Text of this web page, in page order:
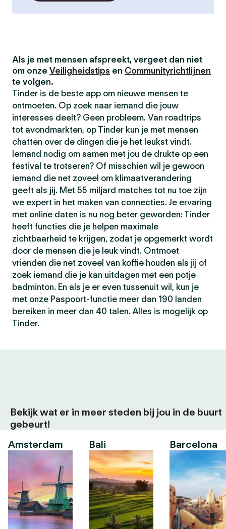
Als je met mensen afspreekt, vergeet dan niet
om onze Veiligheidstips en Communityrichtlijnen
te volgen.
Tinder is de beste app om nieuwe mensen te
ontmoeten. Op zoek naar iemand die jouw
interesses deelt? Geen probleem. Van roadtrips
tot avondmarkten, op Tinder kun je met mensen
chatten over de dingen die je het leukst vindt.
Iemand nodig om samen met jou de drukte op een
festival te trotseren? Of misschien wil je gewoon
iemand die net zoveel om klimaatverandering
geeft als jij. Met 55 miljard matches tot nu toe zijn
we expert in het maken van connecties. Je ervaring
met online daten is nu nog beter geworden: Tinder
heeft functies die je helpen maximale
zichtbaarheid te krijgen, zodat je opgemerkt wordt
door de mensen die je leuk vindt. Ontmoet
vrienden die net zoveel van koffie houden als jij of
zoek iemand die je kan uitdagen met een potje
badminton. En als je er even tussenuit wil, kun je
met onze Paspoort-functie meer dan 190 landen
bereiken in meer dan 40 talen. Alles is mogelijk op
Tinder.
Bekijk wat er in meer steden bij jou in de buurt
gebeurt!
Amsterdam
Bali Barcelona